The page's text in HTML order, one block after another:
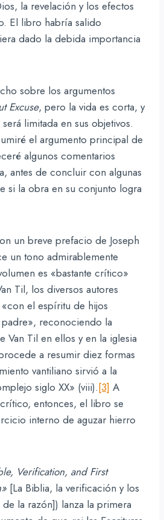
la revelación y los efectos
El libro habría salido
dado la debida importancia
sobre los argumentos
Excuse, pero la vida es corta, y
limitada en sus objetivos.
el argumento principal de
algunos comentarios
antes de concluir con algunas
si la obra en su conjunto logra
un breve prefacio de Joseph
un tono admirablemente
es «bastante crítico»
Til, los diversos autores
el espíritu de hijos
reconociendo la
Van Til en ellos y en la iglesia
a resumir diez formas
vantiliano sirvió a la
siglo XX» (viii).[3] A
entonces, el libro se
interno de aguzar hierro
Verification, and First
[La Biblia, la verificación y los
la razón]) lanza la primera